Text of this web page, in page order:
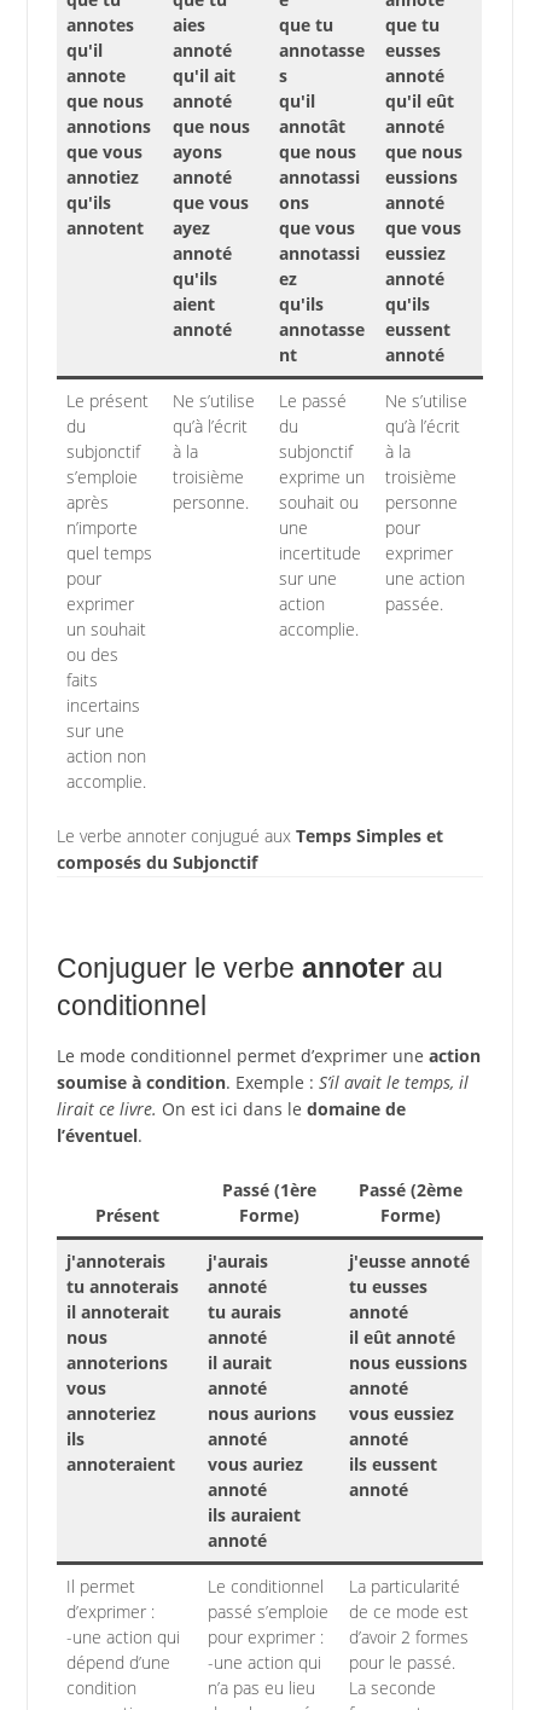
annotes
qu'il
annote
que nous
annotions
que vous
annotiez
qu'ils
annotent
aies
annoté
qu'il ait
annoté
que nous
ayons
annoté
que vous
ayez
annoté
qu'ils
aient
annoté
que tu
annotasse
s
qu'il
annotât
que nous
annotassi
ons
que vous
annotassi
ez
qu'ils
annotasse
nt
que tu
eusses
annoté
qu'il eût
annoté
que nous
eussions
annoté
que vous
eussiez
annoté
qu'ils
eussent
annoté
Le présent
du
subjonctif
s’emploie
après
n’importe
quel temps
pour
exprimer
un souhait
ou des
faits
incertains
sur une
action non
accomplie.
Ne s’utilise
qu’à l’écrit
à la
troisième
personne.
Le passé
du
subjonctif
exprime un
souhait ou
une
incertitude
sur une
action
accomplie.
Ne s’utilise
qu’à l’écrit
à la
troisième
personne
pour
exprimer
une action
passée.
Le verbe annoter conjugué aux Temps Simples et
composés du Subjonctif
Conjuguer le verbe annoterau
conditionnel
Le mode conditionnel permet d’exprimer une action
soumise à condition. Exemple : S’il avait le temps, il
lirait ce livre. On est ici dans le domaine de
l’éventuel.
Présent
Passé (1ère
Forme)
Passé (2ème
Forme)
j'annoterais
tu annoterais
il annoterait
nous
annoterions
vous
annoteriez
ils
annoteraient
j'aurais
annoté
tu aurais
annoté
il aurait
annoté
nous aurions
annoté
vous auriez
annoté
ils auraient
annoté
j'eusse annoté
tu eusses
annoté
il eût annoté
nous eussions
annoté
vous eussiez
annoté
ils eussent
annoté
Il permet
d’exprimer :
-une action qui
dépend d’une
condition
Le conditionnel
passé s’emploie
pour exprimer :
-une action qui
n’a pas eu lieu
La particularité
de ce mode est
d’avoir 2 formes
pour le passé.
La seconde